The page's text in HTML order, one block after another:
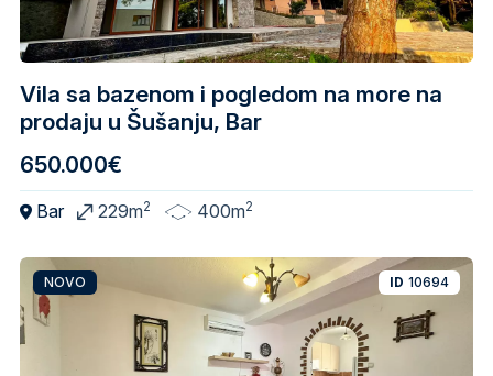
Vila sa bazenom i pogledom na more na
prodaju u Šušanju, Bar
650.000€
Bar 229m2 400m2
NOVO ID 10694